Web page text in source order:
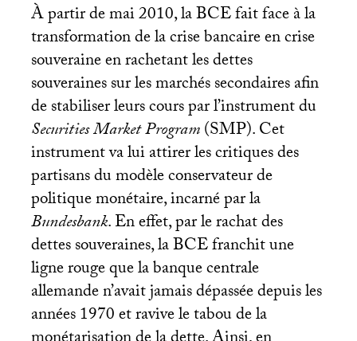
À partir de mai 2010, laBCEfait face à la
transformation de la crise bancaire en crise
souveraine en rachetant les dettes
souveraines sur les marchés secondaires afin
de stabiliser leurs cours par l’instrument du
Securities Market Program(SMP). Cet
instrument va lui attirer les critiques des
partisans du modèle conservateur de
politique monétaire, incarné par la
Bundesbank. En effet, par le rachat des
dettes souveraines, laBCEfranchit une
ligne rouge que la banque centrale
allemande n’avait jamais dépassée depuis les
années 1970 et ravive le tabou de la